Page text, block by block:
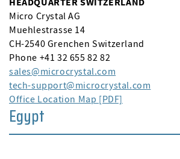
Micro Crystal AG
Muehlestrasse 14
CH-2540 Grenchen Switzerland
Phone +41 32 655 82 82
sales
microcrystal com
tech-support
microcrystal com
Office Location Map [PDF]
Egypt